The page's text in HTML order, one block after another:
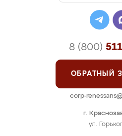
г.
ул.
8 (800)
ОБРАТНЫЙ
corp-